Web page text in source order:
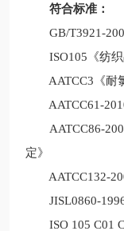
符合标准：
GB/T3921-
ISO105《纺
AATCC3《耐
AATCC61-
AATCC86-
定》
AATCC132-
JISL0860-
ISO 105 C01